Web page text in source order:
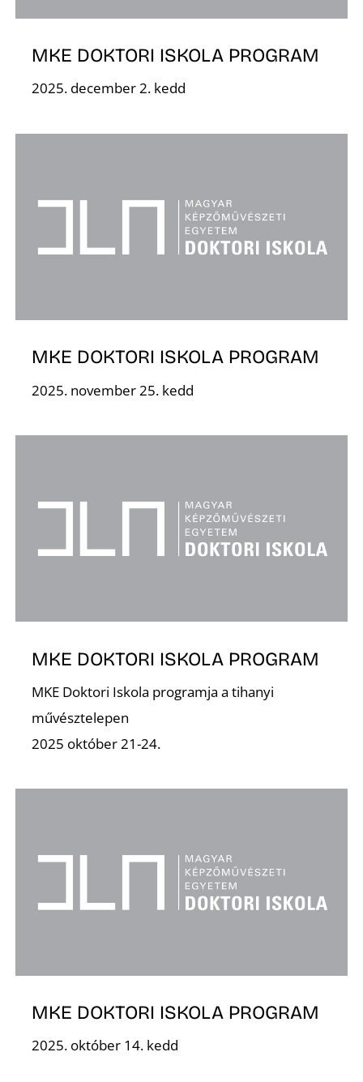
MKE DOKTORI ISKOLA PROGRAM
2025. december 2. kedd
MKE DOKTORI ISKOLA PROGRAM
2025. november 25. kedd
MKE DOKTORI ISKOLA PROGRAM
MKE Doktori Iskola programja a tihanyi
művésztelepen
2025 október 21-24.
MKE DOKTORI ISKOLA PROGRAM
2025. október 14. kedd